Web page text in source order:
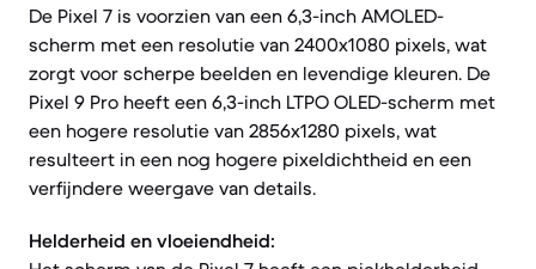
De Pixel 7 is voorzien van een 6,3-inch AMOLED-
scherm met een resolutie van 2400x1080 pixels, wat
zorgt voor scherpe beelden en levendige kleuren. De
Pixel 9 Pro heeft een 6,3-inch LTPO OLED-scherm met
een hogere resolutie van 2856x1280 pixels, wat
resulteert in een nog hogere pixeldichtheid en een
verfijndere weergave van details.
Helderheid en vloeiendheid: